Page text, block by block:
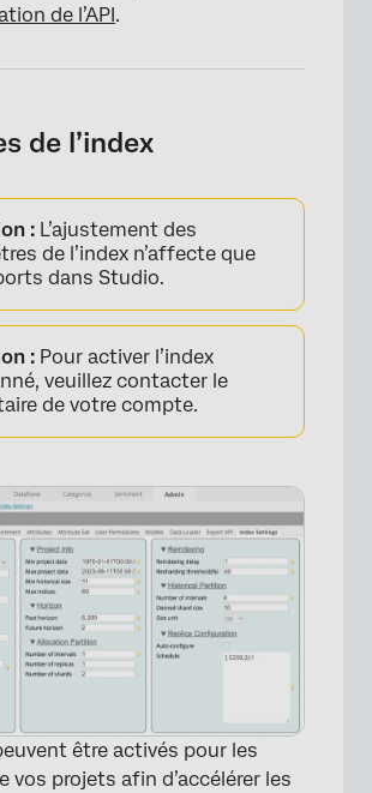
de l’API .
de l’index
: L’ajustement des
de l’index n’affecte que
dans Studio.
: Pour activer l’index
veuillez contacter le
de votre compte.
être activés pour les
vos projets afin d’accélérer les